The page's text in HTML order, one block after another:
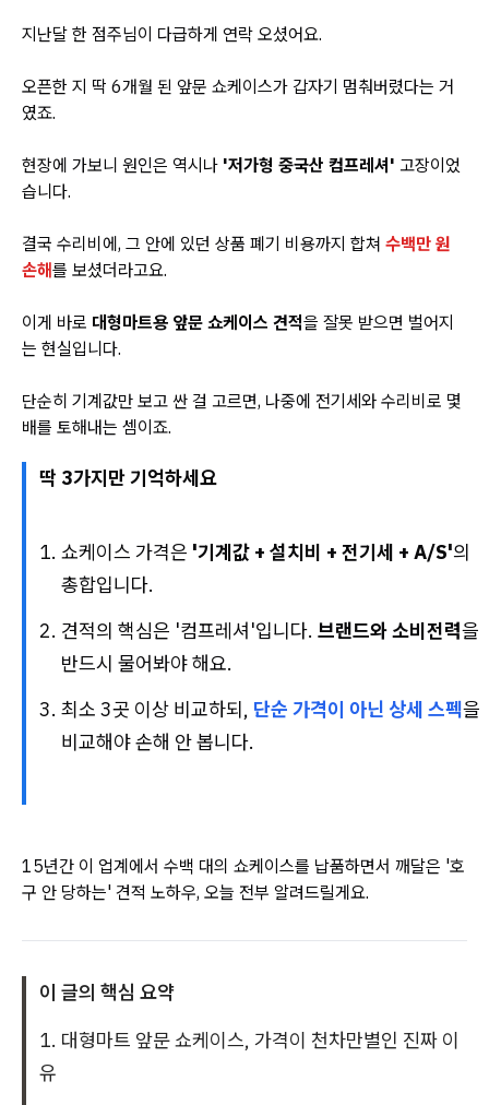
지난달 한 점주님이 다급하게 연락 오셨어요.
오픈한 지 딱 6개월 된 앞문 쇼케이스가 갑자기 멈춰버렸다는 거
였죠.
현장에 가보니 원인은 역시나 '저가형 중국산 컴프레셔' 고장이었
습니다.
결국 수리비에, 그 안에 있던 상품 폐기 비용까지 합쳐 수백만 원
손해를 보셨더라고요.
이게 바로 대형마트용 앞문 쇼케이스 견적을 잘못 받으면 벌어지
는 현실입니다.
단순히 기계값만 보고 싼 걸 고르면, 나중에 전기세와 수리비로 몇
배를 토해내는 셈이죠.
딱 3가지만 기억하세요
쇼케이스 가격은 '기계값 + 설치비 + 전기세 + A/S'의
총합입니다.
견적의 핵심은 '컴프레셔'입니다. 브랜드와 소비전력을
반드시 물어봐야 해요.
최소 3곳 이상 비교하되, 단순 가격이 아닌 상세 스펙을
비교해야 손해 안 봅니다.
15년간 이 업계에서 수백 대의 쇼케이스를 납품하면서 깨달은 '호
구 안 당하는' 견적 노하우, 오늘 전부 알려드릴게요.
이 글의 핵심 요약
1. 대형마트 앞문 쇼케이스, 가격이 천차만별인 진짜 이
유